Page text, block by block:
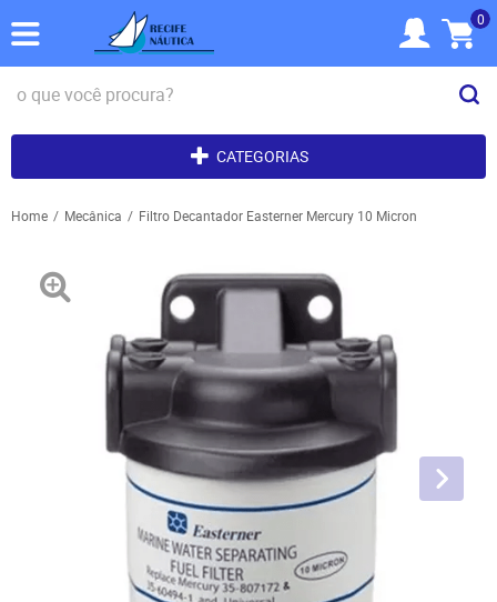
0
CATEGORIAS
Home Mecânica Filtro Decantador Easterner Mercury 10 Micron